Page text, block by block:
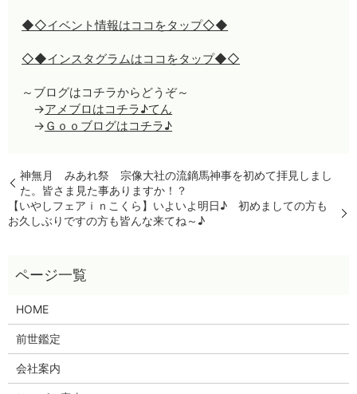
◆◇イベント情報はココをタップ◇◆
◇◆インスタグラムはココをタップ◆◇
～ブログはコチラからどうぞ～
→アメブロはコチラ♪てん
→ Ｇｏｏブログはコチラ♪
神無月 みあれ祭 宗像大社の流鏑馬神事を初めて拝見しまし
た。皆さま見た事ありますか！？
【いやしフェアｉｎこくら】いよいよ明日♪ 初めましての方も
お久しぶりですの方も皆んな来てね～♪
HOME
前世鑑定
会社案内